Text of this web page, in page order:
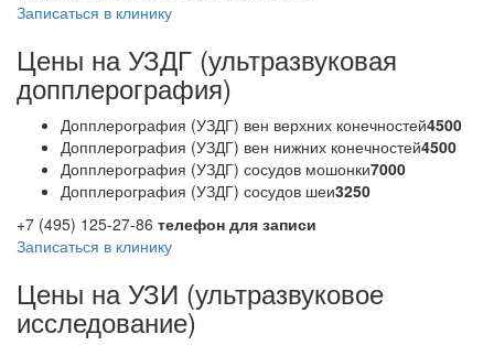
Записаться в клинику
Цены на УЗДГ (ультразвуковая
допплерография)
Допплерография (УЗДГ) вен верхних конечностей4500
Допплерография (УЗДГ) вен нижних конечностей4500
Допплерография (УЗДГ) сосудов мошонки7000
Допплерография (УЗДГ) сосудов шеи3250
+7 (495) 125-27-86 телефон для записи
Записаться в клинику
Цены на УЗИ (ультразвуковое
исследование)